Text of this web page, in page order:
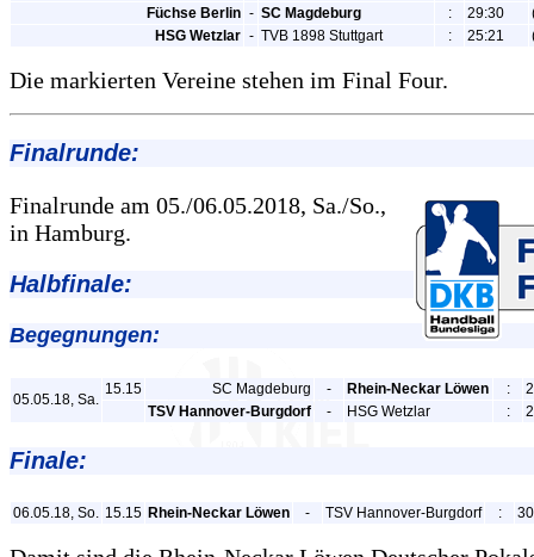
Füchse Berlin - SC Magdeburg : 29:30
HSG Wetzlar - TVB 1898 Stuttgart : 25:21
Die markierten Vereine stehen im Final Four.
Finalrunde:
Finalrunde am 05./06.05.2018, Sa./So.,
in Hamburg.
Halbfinale:
Begegnungen:
05.05.18, Sa.
15.15 SC Magdeburg - Rhein-Neckar Löwen :
TSV Hannover-Burgdorf
- HSG Wetzlar :
Finale:
06.05.18, So. 15.15 Rhein-Neckar Löwen - TSV Hannover-Burgdorf :